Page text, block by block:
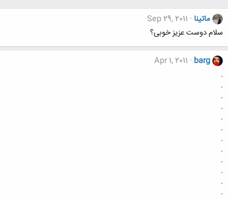
ماتینا Sep 29, 2011
سلام دوست عزیز خوبی؟
barg
Apr 1, 2011
.
.
.
.
.
.
.
.
.
.
.
.